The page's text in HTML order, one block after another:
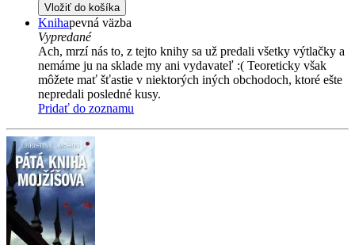
Vložiť do košíka
Knihapevná väzba
Vypredané
Ach, mrzí nás to, z tejto knihy sa už predali všetky výtlačky a
nemáme ju na sklade my ani vydavateľ :( Teoreticky však
môžete mať šťastie v niektorých iných obchodoch, ktoré ešte
nepredali posledné kusy.
Pridať do zoznamu